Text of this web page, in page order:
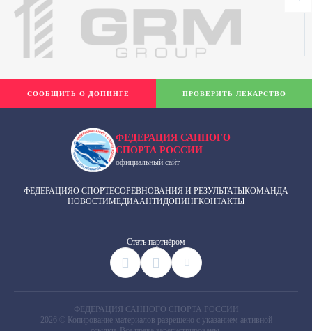
ФЕДЕРАЦИЯ САННОГО
СПОРТА РОССИИ
официальный сайт
ФЕДЕРАЦИЯО СПОРТЕСОРЕВНОВАНИЯ И РЕЗУЛЬТАТЫКОМАНДА
НОВОСТИМЕДИААНТИДОПИНГКОНТАКТЫ
Cтать партнёром
СООБЩИТЬ О ДОПИНГЕ ПРОВЕРИТЬ ЛЕКАРСТВО
ФЕДЕРАЦИЯ САННОГО СПОРТА РОССИИ
2026 © Копирование материалов разрешено с указанием активной